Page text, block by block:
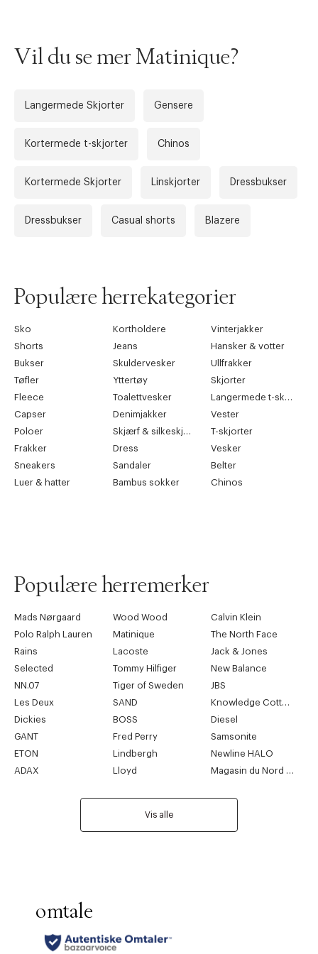
Vil du se mer Matinique?
Langermede Skjorter Gensere
Kortermede t-skjorter Chinos
Kortermede Skjorter Linskjorter Dressbukser
Dressbukser Casual shorts Blazere
Populære herrekategorier
Sko Kortholdere
Vinterjakker
Shorts
Jeans
Hansker & votter
Bukser
Skuldervesker
Ullfrakker
Tøfler
Yttertøy
Skjorter
Fleece
Toalettvesker
Langermede t-skjorter
Capser
Denimjakker
Vester
Poloer
Skjærf & silkeskjærf
T-skjorter
Frakker
Dress
Vesker
Sneakers
Sandaler
Belter
Luer & hatter
Bambus sokker Chinos
Populære herremerker
Mads Nørgaard Wood Wood
Calvin Klein
Polo Ralph Lauren
Matinique
The North Face
Rains
Lacoste
Jack & Jones
Selected
Tommy Hilfiger
New Balance
NN.07
Tiger of Sweden
JBS
Les Deux
SAND
Knowledge Cotton Apparel
Dickies
BOSS
Diesel
GANT
Fred Perry
Samsonite
ETON
Lindbergh
Newline HALO
ADAX
Lloyd Magasin du Nord Collection
Vis alle